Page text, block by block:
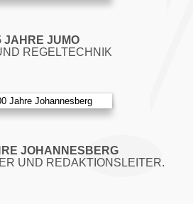
JAHRE JUMO
REGELTECHNIK
JOHANNESBERG
UND REDAKTIONSLEITER.